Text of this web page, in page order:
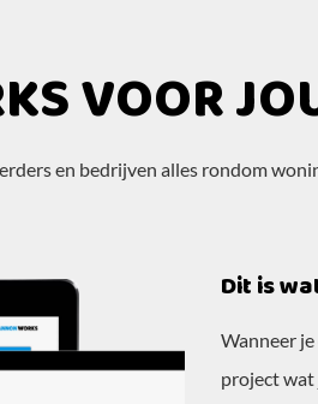
VOOR
en bedrijven alles rondom
Dit is
Wanneer
project wat